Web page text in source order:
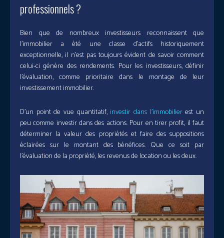
professionnels ?
Bien que de nombreux investisseurs reconnaissent que
l’immobilier a été une classe d’actifs historiquement
exceptionnelle, il n’est pas toujours évident de savoir comment
celui-ci génère des rendements. Pour les investisseurs, définir
l’évaluation, comme prioritaire dans le montage de leur
investissement immobilier.
D’un point de vue quantitatif, investir dans l’immobilierest un
peu comme investir dans des actions. Pour en tirer profit, il faut
déterminer la valeur des propriétés et faire des suppositions
éclairées sur le montant des bénéfices. Que ce soit par
l’évaluation de la propriété, les revenus de location ou les deux.